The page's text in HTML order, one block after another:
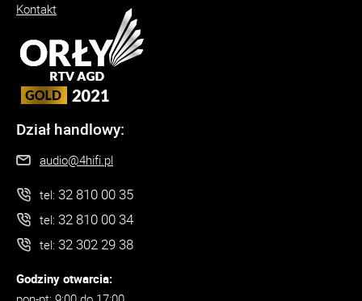
Kontakt
Dział handlowy:
audio@4hifi.pl
tel: 32 810 00 35
tel: 32 810 00 34
tel: 32 302 29 38
Godziny otwarcia: